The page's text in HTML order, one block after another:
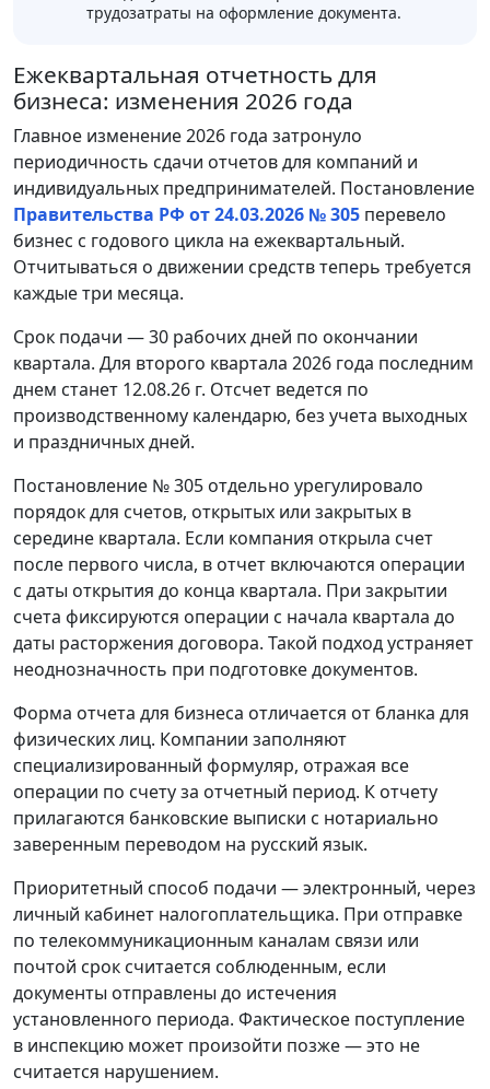
трудозатраты на оформление документа.
Ежеквартальная отчетность для
бизнеса: изменения 2026 года
Главное изменение 2026 года затронуло
периодичность сдачи отчетов для компаний и
индивидуальных предпринимателей. Постановление
Правительства РФ от 24.03.2026 № 305 перевело
бизнес с годового цикла на ежеквартальный.
Отчитываться о движении средств теперь требуется
каждые три месяца.
Срок подачи — 30 рабочих дней по окончании
квартала. Для второго квартала 2026 года последним
днем станет 12.08.26 г. Отсчет ведется по
производственному календарю, без учета выходных
и праздничных дней.
Постановление № 305 отдельно урегулировало
порядок для счетов, открытых или закрытых в
середине квартала. Если компания открыла счет
после первого числа, в отчет включаются операции
с даты открытия до конца квартала. При закрытии
счета фиксируются операции с начала квартала до
даты расторжения договора. Такой подход устраняет
неоднозначность при подготовке документов.
Форма отчета для бизнеса отличается от бланка для
физических лиц. Компании заполняют
специализированный формуляр, отражая все
операции по счету за отчетный период. К отчету
прилагаются банковские выписки с нотариально
заверенным переводом на русский язык.
Приоритетный способ подачи — электронный, через
личный кабинет налогоплательщика. При отправке
по телекоммуникационным каналам связи или
почтой срок считается соблюденным, если
документы отправлены до истечения
установленного периода. Фактическое поступление
в инспекцию может произойти позже — это не
считается нарушением.